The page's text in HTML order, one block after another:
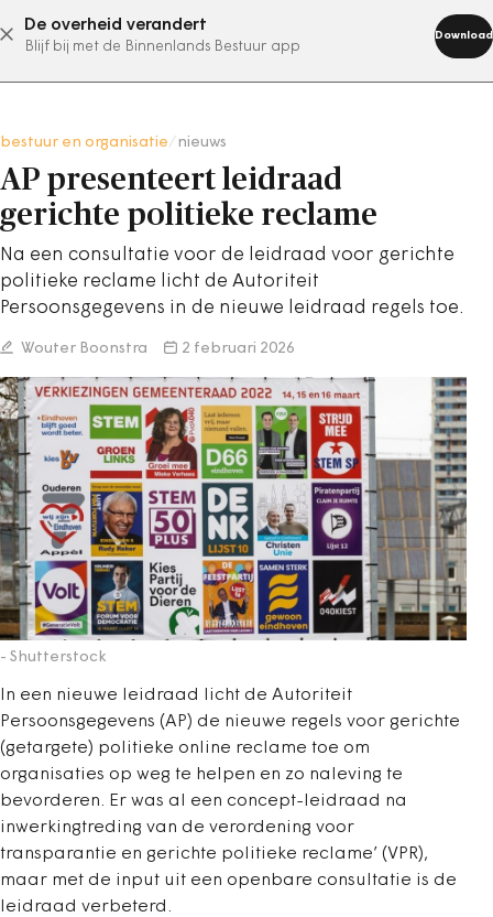
De overheid verandert
Blijf bij met de Binnenlands Bestuur app
Download
abonneer nu
bestuur en organisatie nieuws
AP presenteert leidraad
gerichte politieke reclame
Na een consultatie voor de leidraad voor gerichte
politieke reclame licht de Autoriteit
Persoonsgegevens in de nieuwe leidraad regels toe.
Wouter Boonstra 2 februari 2026
- Shutterstock
In een nieuwe leidraad licht de Autoriteit
Persoonsgegevens (AP) de nieuwe regels voor gerichte
(getargete) politieke online reclame toe om
organisaties op weg te helpen en zo naleving te
bevorderen. Er was al een concept-leidraad na
inwerkingtreding van de verordening voor
transparantie en gerichte politieke reclame’ (VPR),
maar met de input uit een openbare consultatie is de
leidraad verbeterd.